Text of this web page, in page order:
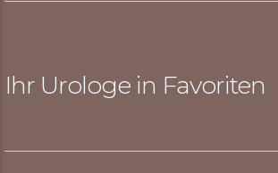
Ihr Urologe in Favoriten